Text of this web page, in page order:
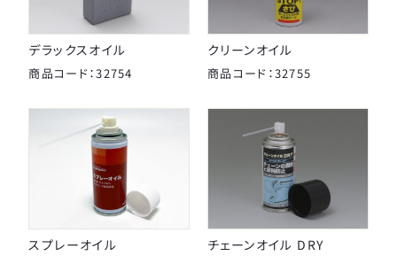
変速・外装
チューブ
タイヤチューブパーツ
ケミカル
昭和インダストリーズ
真田嘉商店
川住製作所
扇工業
大久保製作所
東京ベル製作所
日本パレード
日本反射器工業
宝商
デラックスオイル
商品コード：32754
クリーンオイル
商品コード：32755
スプレーオイル チェーンオイル DRY